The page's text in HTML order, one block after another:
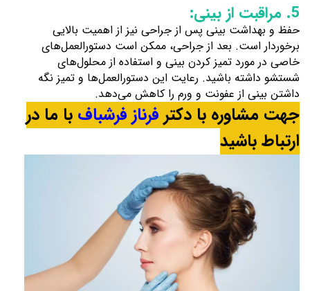
5. مراقبت از بینی:
حفظ و بهداشت بینی پس از جراحی نیز از اهمیت بالایی
برخوردار است. بعد از جراحی، ممکن است دستورالعمل‌های
خاصی در مورد تمیز کردن بینی و استفاده از محلول‌های
شستشو داشته باشید. رعایت این دستورالعمل‌ها و تمیز نگه
داشتن بینی از عفونت و ورم را کاهش می‌دهد.
جهت مشاوره با دکتر فرناز فرشباف با ما در
ارتباط باشید